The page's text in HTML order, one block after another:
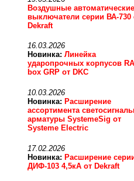
Воздушные автоматические
выключатели серии ВА-730
Dekraft
16.03.2026
Новинка: Линейка
ударопрочных корпусов
box GRP от DKC
10.03.2026
Новинка: Расширение
ассортимента
арматуры SystemeSig от
Systeme Electric
17.02.2026
Новинка: Расширение
ДИФ-103 4,5кА от Dekraft